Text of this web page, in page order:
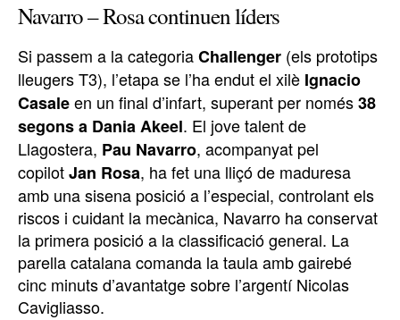
Navarro – Rosa continuen líders
Si passem a la categoriaChallenger (els prototips
lleugers T3), l’etapa se l’ha endut el xilè Ignacio
Casaleen un final d’infart, superant per només38
segons a Dania Akeel. El jove talent de
Llagostera, Pau Navarro, acompanyat pel
copilotJan Rosa, ha fet una lliçó de maduresa
amb una sisena posició a l’especial, controlant els
riscos i cuidant la mecànica, Navarro ha conservat
la primera posició a la classificació general. La
parella catalana comanda la taula amb gairebé
cinc minuts d’avantatge sobre l’argentí Nicolas
Cavigliasso.